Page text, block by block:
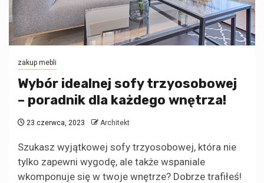
zakup mebli
Wybór idealnej sofy trzyosobowej
– poradnik dla każdego wnętrza!
23 czerwca, 2023 Architekt
Szukasz wyjątkowej sofy trzyosobowej, która nie
tylko zapewni wygodę, ale także wspaniale
wkomponuje się w twoje wnętrze? Dobrze trafiłeś!